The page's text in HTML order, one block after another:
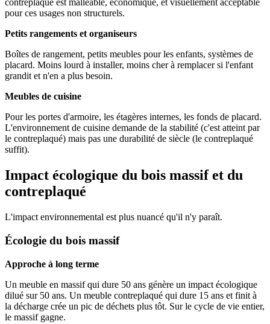
contreplaqué est malléable, économique, et visuellement acceptable
pour ces usages non structurels.
Petits rangements et organiseurs
Boîtes de rangement, petits meubles pour les enfants, systèmes de
placard. Moins lourd à installer, moins cher à remplacer si l'enfant
grandit et n'en a plus besoin.
Meubles de cuisine
Pour les portes d'armoire, les étagères internes, les fonds de placard.
L'environnement de cuisine demande de la stabilité (c'est atteint par
le contreplaqué) mais pas une durabilité de siècle (le contreplaqué
suffit).
Impact écologique du bois massif et du
contreplaqué
L'impact environnemental est plus nuancé qu'il n'y paraît.
Écologie du bois massif
Approche à long terme
Un meuble en massif qui dure 50 ans génère un impact écologique
dilué sur 50 ans. Un meuble contreplaqué qui dure 15 ans et finit à
la décharge crée un pic de déchets plus tôt. Sur le cycle de vie entier,
le massif gagne.